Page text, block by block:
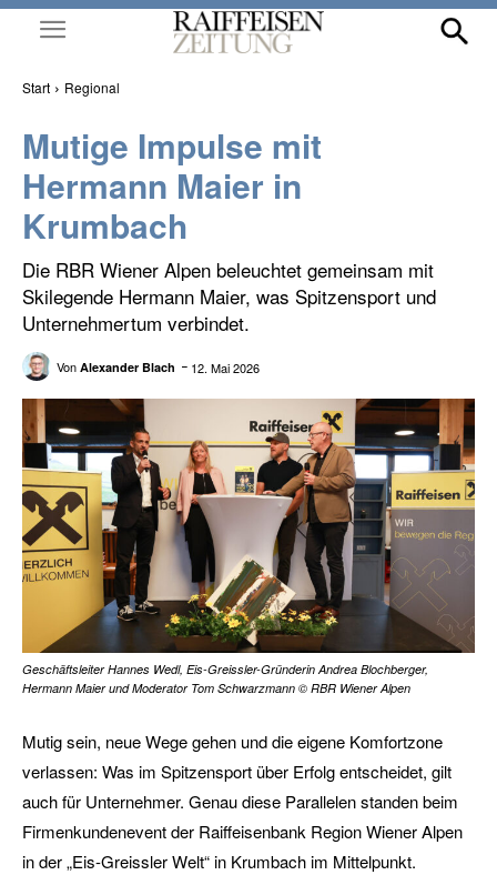
Start Regional
Mutige Impulse mit
Hermann Maier in
Krumbach
Die RBR Wiener Alpen beleuchtet gemeinsam mit
Skilegende Hermann Maier, was Spitzensport und
Unternehmertum verbindet.
Von Alexander Blach 12. Mai 2026
Geschäftsleiter Hannes Wedl, Eis-Greissler-Gründerin Andrea Blochberger,
Hermann Maier und Moderator Tom Schwarzmann © RBR Wiener Alpen
Mutig sein, neue Wege gehen und die eigene Komfortzone
verlassen: Was im Spitzensport über Erfolg entscheidet, gilt
auch für Unternehmer. Genau diese Parallelen standen beim
Firmenkundenevent der Raiffeisenbank Region Wiener Alpen
in der „Eis-Greissler Welt“ in Krumbach im Mittelpunkt.